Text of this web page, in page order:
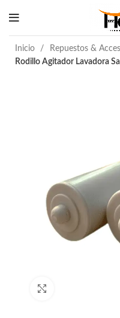
Inicio Repuestos &
Rodillo Agitador Lavadora